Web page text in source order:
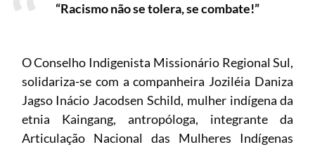
“Racismo não se tolera, se combate!”
O Conselho Indigenista Missionário Regional Sul,
solidariza-se com a companheira Joziléia Daniza
Jagso Inácio Jacodsen Schild, mulher indígena da
etnia Kaingang, antropóloga, integrante da
Articulação Nacional das Mulheres Indígenas